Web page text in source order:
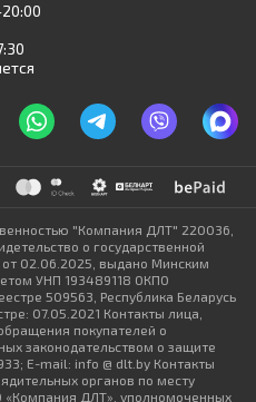
"Компания ДЛТ" 220036,
о государственной
02.06.2025, выдано Минским
УНП 193489118 ОКПО
509563, Республика Беларусь
07.05.2021 Контакты лица,
покупателей о
законодательством о защите
E-mail: info @ dlt.by Контакты
органов по месту
«Компания ДЛТ», уполномоченных